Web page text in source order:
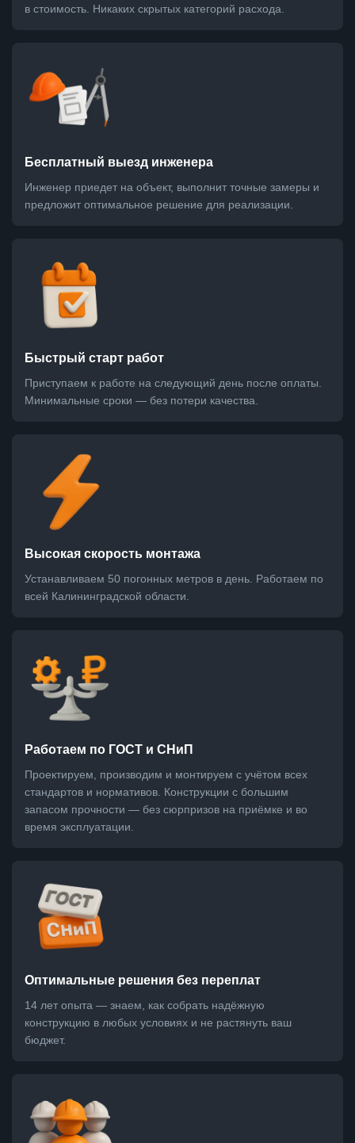
в стоимость. Никаких скрытых категорий расхода.
Бесплатный выезд инженера
Инженер приедет на объект, выполнит точные замеры и
предложит оптимальное решение для реализации.
Быстрый старт работ
Приступаем к работе на следующий день после оплаты.
Минимальные сроки — без потери качества.
Высокая скорость монтажа
Устанавливаем 50 погонных метров в день. Работаем по
всей Калининградской области.
Работаем по ГОСТ и СНиП
Проектируем, производим и монтируем с учётом всех
стандартов и нормативов. Конструкции с большим
запасом прочности — без сюрпризов на приёмке и во
время эксплуатации.
Оптимальные решения без переплат
14 лет опыта — знаем, как собрать надёжную
конструкцию в любых условиях и не растянуть ваш
бюджет.